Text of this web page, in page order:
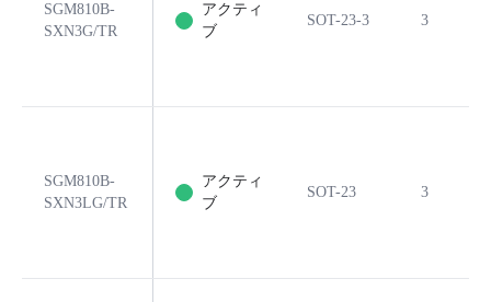
SGM810B-
SXN3G/TR
アクティ
ブ
SOT-23-3 3
SGM810B-
SXN3LG/TR
アクティ
ブ
SOT-23 3